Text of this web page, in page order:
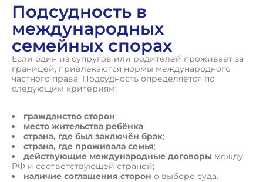
Подсудность в
международных
семейных спорах
Если один из супругов или родителей проживает за
границей, привлекаются нормы международного
частного права. Подсудность определяется по
следующим критериям:
гражданство сторон;
место жительства ребёнка;
страна, где был заключён брак;
страна, где проживала семья;
действующие международные договоры между
РФ и соответствующей страной;
наличие соглашения сторон о выборе суда.